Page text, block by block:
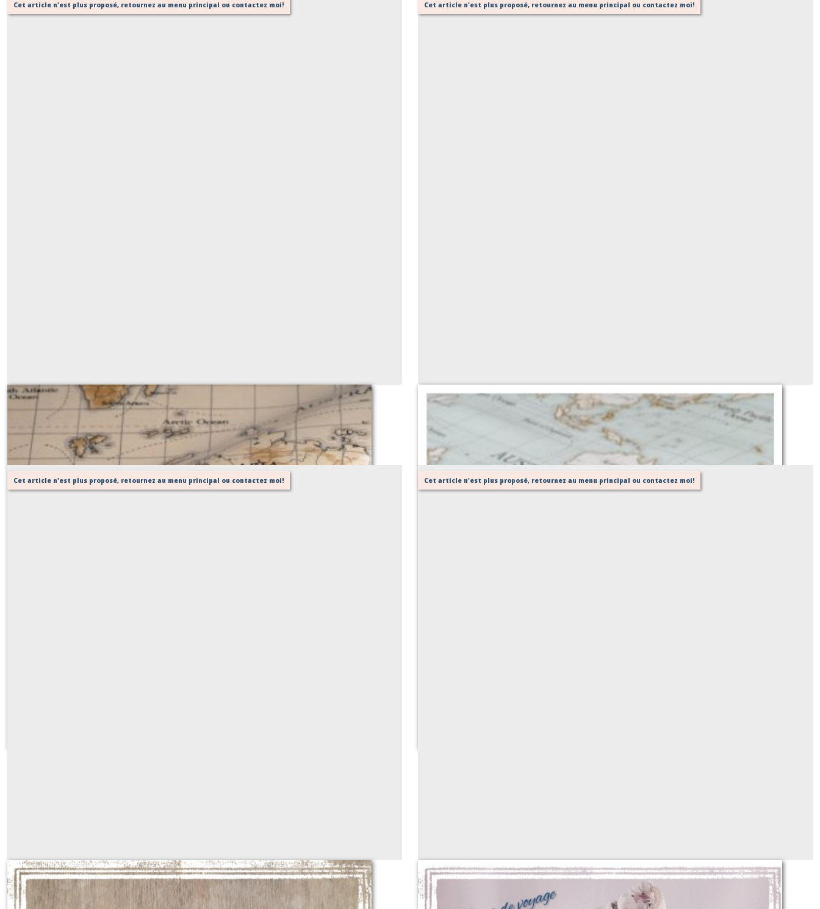
Cet article n'est plus proposé, retournez au menu principal ou contactez moi!
carte du monde naturel
Sur demande
Cet article n'est plus proposé, retournez au menu principal ou contactez moi!
carte du monde ciel
Sur demande
Cet article n'est plus proposé, retournez au menu principal ou contactez moi!
protège passeport individuel multipoches
Sur demande
Cet article n'est plus proposé, retournez au menu principal ou contactez moi!
Jules de voyage! (idéal dans la valise!)
Sur demande